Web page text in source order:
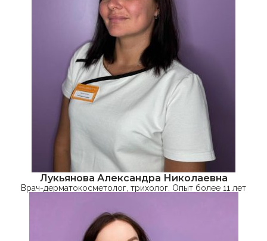
Лукьянова Александра Николаевна
Врач-дерматокосметолог, трихолог. Опыт более 11 лет